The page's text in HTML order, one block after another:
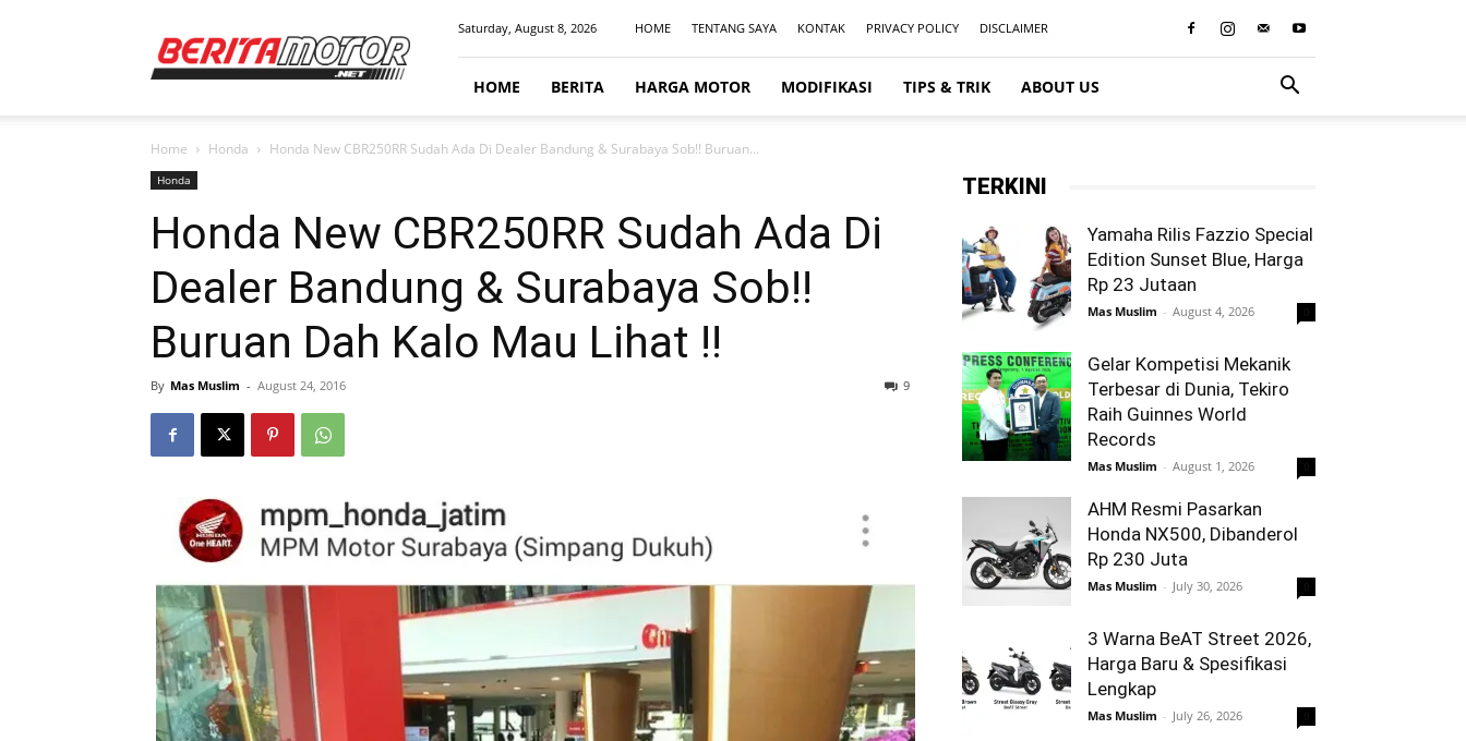
Saturday, August 8, 2026 HOME TENTANG SAYA KONTAK PRIVACY POLICY DISCLAIMER
HOME BERITA HARGA MOTOR MODIFIKASI TIPS & TRIK ABOUT US
Home Honda Honda New CBR250RR Sudah Ada Di Dealer Bandung & Surabaya Sob!! Buruan...
Honda
Honda New CBR250RR Sudah Ada Di
Dealer Bandung & Surabaya Sob!!
Buruan Dah Kalo Mau Lihat !!
By Mas Muslim - August 24, 2016 9
TERKINI
Yamaha Rilis Fazzio Special
Edition Sunset Blue, Harga
Rp 23 Jutaan
Mas Muslim - August 4, 2026
Gelar Kompetisi Mekanik
Terbesar di Dunia, Tekiro
Raih Guinnes World
Records
Mas Muslim - August 1, 2026
AHM Resmi Pasarkan
Honda NX500, Dibanderol
Rp 230 Juta
Mas Muslim - July 30, 2026
3 Warna BeAT Street 2026,
Harga Baru & Spesifikasi
Lengkap
Mas Muslim - July 26, 2026